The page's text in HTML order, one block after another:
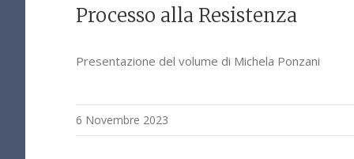
Processo alla Resistenza
Presentazione del volume di Michela Ponzani
6 Novembre 2023